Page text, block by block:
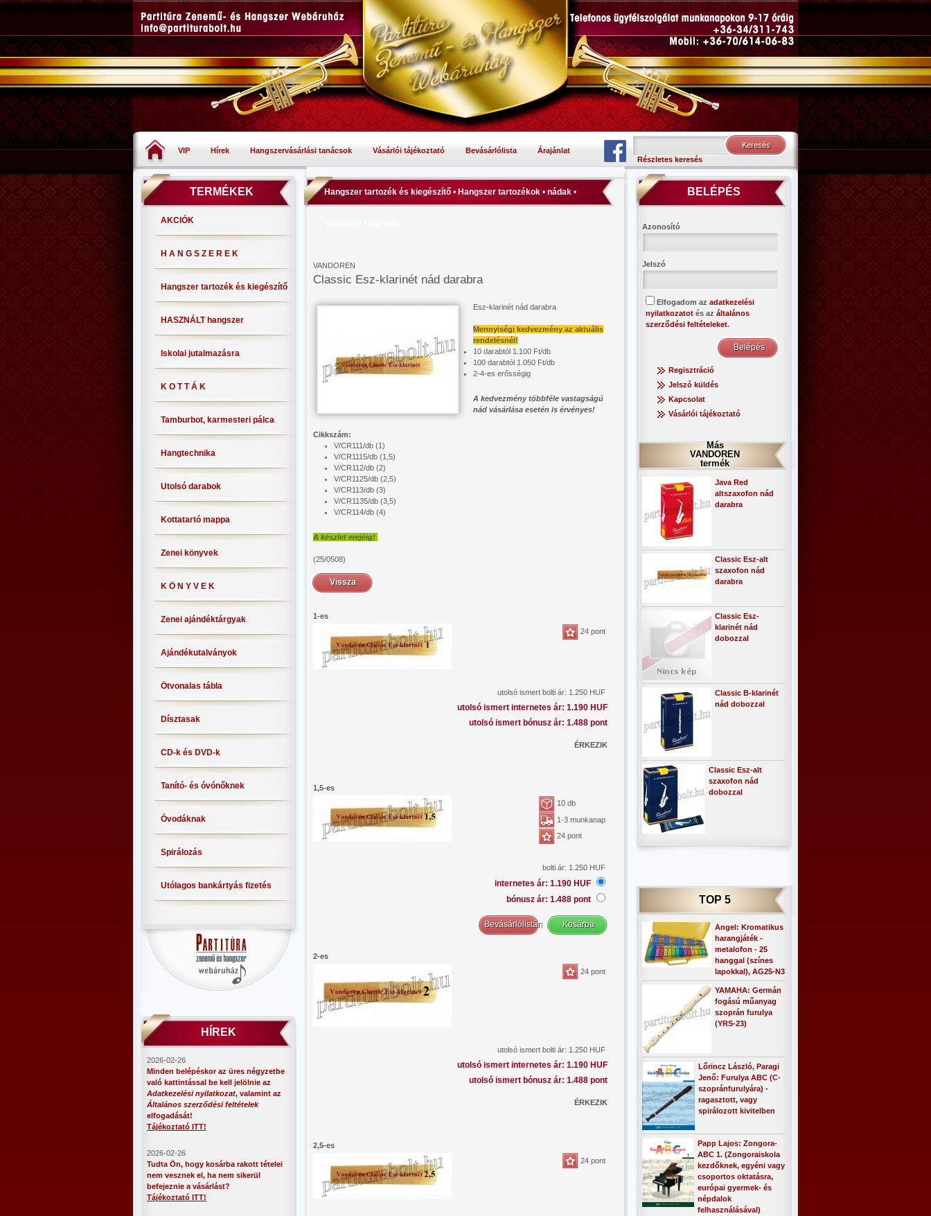
VIP Hírek Hangszervásárlási tanácsok Vásárlói tájékoztató Bevásárlólista
Árajánlat
Részletes keresés
TERMÉKEK
AKCIÓK
H A N G S Z E R E K
Hangszer tartozék és kiegészítő
HASZNÁLT hangszer
Iskolai jutalmazásra
K O T T Á K
Tamburbot, karmesteri pálca
Hangtechnika
Utolsó darabok
Kottatartó mappa
Zenei könyvek
K Ö N Y V E K
Zenei ajándéktárgyak
Ajándékutalványok
Ötvonalas tábla
Dísztasak
CD-k és DVD-k
Tanító- és óvónőknek
Óvodáknak
Spirálozás
Utólagos bankártyás fizetés
HÍREK
2026-02-26
Minden belépéskor az üres négyzetbe
való kattintással be kell jelölnie az
Adatkezelési nyilatkozat, valamint az
Általános szerződési feltételek
elfogadását!
Tájékoztató ITT!
2026-02-26
Tudta Ön, hogy kosárba rakott tételei
nem vesznek el, ha nem sikerül
befejeznie a vásárlást?
Tájékoztató ITT!
Hangszer tartozék és kiegészítő • Hangszer tartozékok • nádak •
VANDOREN
Classic Esz-klarinét nád darabra
Esz-klarinét nád darabra
Mennyiségi kedvezmény az aktuális
rendelésnél!
10 darabtól 1.100 Ft/db
100 darabtól 1.050 Ft/db
2-4-es erősségig
A kedvezmény többféle vastagságú
nád vásárlása esetén is érvényes!
Cikkszám:
V/CR111/db (1)
V/CR1115/db (1,5)
V/CR112/db (2)
V/CR1125/db (2,5)
V/CR113/db (3)
V/CR1135/db (3,5)
V/CR114/db (4)
A készlet erejéig!
(25/0508)
Vissza
1-es
24 pont
utolsó ismert bolti ár: 1.250 HUF
utolsó ismert internetes ár: 1.190 HUF
utolsó ismert bónusz ár: 1.488 pont
ÉRKEZIK
1,5-es
10 db
1-3 munkanap
24 pont
bolti ár: 1.250 HUF
internetes ár: 1.190 HUF
bónusz ár: 1.488 pont
2-es
24 pont
utolsó ismert bolti ár: 1.250 HUF
utolsó ismert internetes ár: 1.190 HUF
utolsó ismert bónusz ár: 1.488 pont
ÉRKEZIK
2,5-es
24 pont
BELÉPÉS
Azonosító
Jelszó
Elfogadom az adatkezelési
nyilatkozatot és az általános
szerződési feltételeket.
Regisztráció
Jelszó küldés
Kapcsolat
Vásárlói tájékoztató
Más
VANDOREN
termék
Java Red
altszaxofon nád
darabra
Classic Esz-alt
szaxofon nád
darabra
Classic Esz-
klarinét nád
dobozzal
Classic B-klarinét
nád dobozzal
Classic Esz-alt
szaxofon nád
dobozzal
TOP 5
Angel: Kromatikus
harangjáték -
metalofon - 25
hanggal (színes
lapokkal), AG25-N3
YAMAHA: Germán
fogású műanyag
szoprán furulya
(YRS-23)
Lőrincz László, Paragi
Jenő: Furulya ABC (C-
szopránfurulyára) -
ragasztott, vagy
spirálozott kivitelben
Papp Lajos: Zongora-
ABC 1. (Zongoraiskola
kezdőknek, egyéni vagy
csoportos oktatásra,
európai gyermek- és
népdalok
felhasználásával)